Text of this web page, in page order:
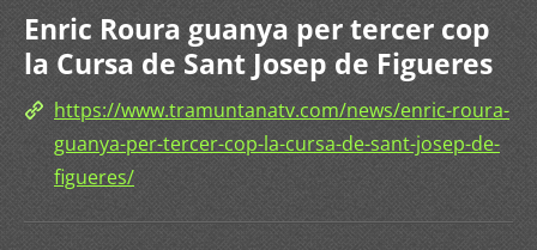
Enric Roura guanya per tercer cop
la Cursa de Sant Josep de Figueres
https://www.tramuntanatv.com/news/enric-roura-
guanya-per-tercer-cop-la-cursa-de-sant-josep-de-
figueres/